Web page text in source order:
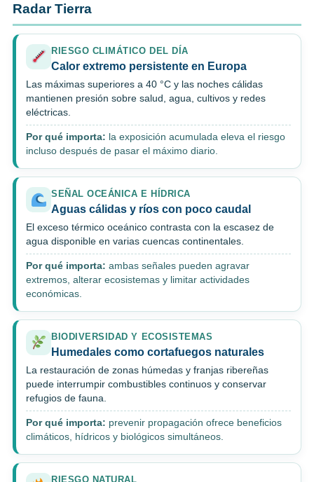
Radar Tierra
RIESGO CLIMÁTICO DEL DÍA
Calor extremo persistente en Europa
Las máximas superiores a 40 °C y las noches cálidas
mantienen presión sobre salud, agua, cultivos y redes
eléctricas.
Por qué importa: la exposición acumulada eleva el riesgo
incluso después de pasar el máximo diario.
SEÑAL OCEÁNICA E HÍDRICA
Aguas cálidas y ríos con poco caudal
El exceso térmico oceánico contrasta con la escasez de
agua disponible en varias cuencas continentales.
Por qué importa: ambas señales pueden agravar
extremos, alterar ecosistemas y limitar actividades
económicas.
BIODIVERSIDAD Y ECOSISTEMAS
Humedales como cortafuegos naturales
La restauración de zonas húmedas y franjas ribereñas
puede interrumpir combustibles continuos y conservar
refugios de fauna.
Por qué importa: prevenir propagación ofrece beneficios
climáticos, hídricos y biológicos simultáneos.
RIESGO NATURAL